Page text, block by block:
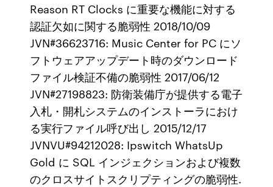
Reason RT Clocks に重要な機能に対する
認証欠如に関する脆弱性 2018/10/09
JVN#36623716: Music Center for PC にソ
フトウェアアップデート時のダウンロード
ファイル検証不備の脆弱性 2017/06/12
JVN#27198823: 防衛装備庁が提供する電子
入札・開札システムのインストーラにおけ
る実行ファイル呼び出し 2015/12/17
JVNVU#94212028: Ipswitch WhatsUp
Gold に SQL インジェクションおよび複数
のクロスサイトスクリプティングの脆弱性.